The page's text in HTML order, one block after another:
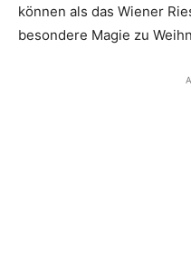
können als das Wiener
besondere Magie zu